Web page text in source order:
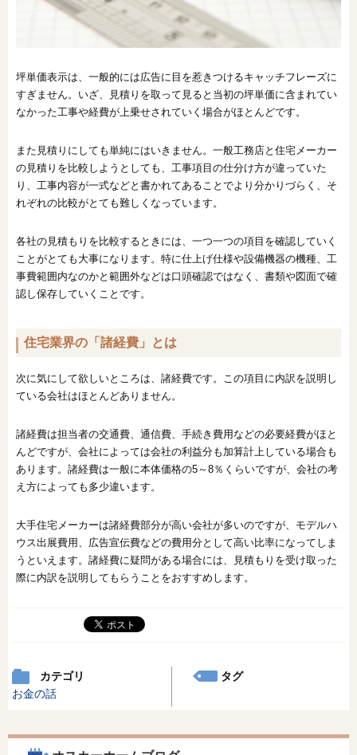
坪単価表示は、一般的には広告に目を惹きつけるキャッチフレーズに
すぎません。いざ、見積りを取って見ると当初の坪単価に含まれてい
なかった工事や経費が上乗せされていく場合がほとんどです。
また見積りにしても単純にはいきません。一般工務店と住宅メーカー
の見積りを比較しようとしても、工事項目の仕分け方が違っていた
り、工事内容が一式などと書かれてあることでより分かりづらく、そ
れぞれの比較がとても難しくなっています。
各社の見積もりを比較するときには、一つ一つの項目を確認していく
ことがとても大事になります。特に仕上げ仕様や設備機器の機種、工
事費範囲内なのかと範囲外などは口頭確認ではなく、書類や図面で確
認し保存していくことです。
住宅業界の「諸経費」とは
次に気にして欲しいところは、諸経費です。この項目に内訳を説明し
ている会社はほとんどありません。
諸経費は担当者の交通費、通信費、手続き費用などの必要経費がほと
んどですが、会社によっては会社の利益分も加算計上している場合も
あります。諸経費は一般に本体価格の5～8％くらいですが、会社の考
え方によっても多少違います。
大手住宅メーカーは諸経費部分が高い会社が多いのですが、モデルハ
ウス出展費用、広告宣伝費などの費用分として高い比率になってしま
うといえます。諸経費に疑問がある場合には、見積もりを受け取った
際に内訳を説明してもらうことをおすすめします。
カテゴリ
お金の話
タグ